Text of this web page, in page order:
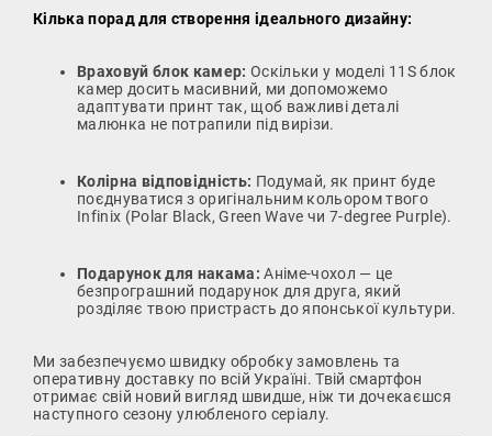
Кілька порад для створення ідеального дизайну:
Враховуй блок камер: Оскільки у моделі 11S блок
камер досить масивний, ми допоможемо
адаптувати принт так, щоб важливі деталі
малюнка не потрапили під вирізи.
Колірна відповідність: Подумай, як принт буде
поєднуватися з оригінальним кольором твого
Infinix (Polar Black, Green Wave чи 7-degree Purple).
Подарунок для накама: Аніме-чохол — це
безпрограшний подарунок для друга, який
розділяє твою пристрасть до японської культури.
Ми забезпечуємо швидку обробку замовлень та
оперативну доставку по всій Україні. Твій смартфон
отримає свій новий вигляд швидше, ніж ти дочекаєшся
наступного сезону улюбленого серіалу.